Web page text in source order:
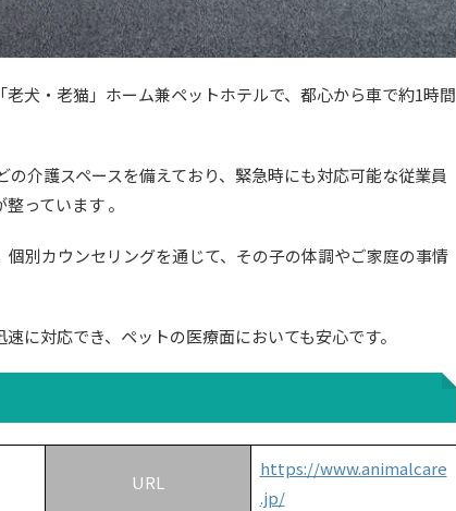
老犬・老猫」ホーム兼ペットホテルで、都心から車で約1時間
介護スペースを備えており、緊急時にも対応可能な従業員
っています 。
別カウンセリングを通じて、その子の体調やご家庭の事情
に対応でき、ペットの医療面においても安心です。
URL
https://www.animalcare
.jp/